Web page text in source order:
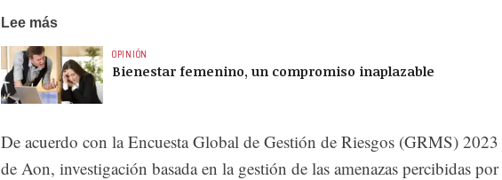
Lee más
OPINIÓN
Bienestar femenino, un compromiso inaplazable
De acuerdo con la Encuesta Global de Gestión de Riesgos (GRMS) 2023
de Aon, investigación basada en la gestión de las amenazas percibidas por